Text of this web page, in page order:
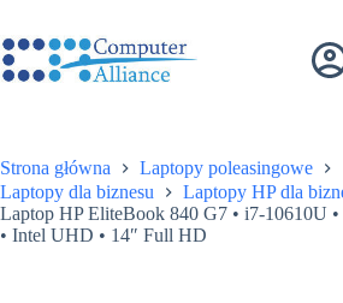
treści
Strona główna
Laptopy poleasingowe
Laptopy dla biznesu
Laptopy HP dla
Laptop HP EliteBook 840 G7 • i7-10610U
• Intel UHD • 14″ Full HD